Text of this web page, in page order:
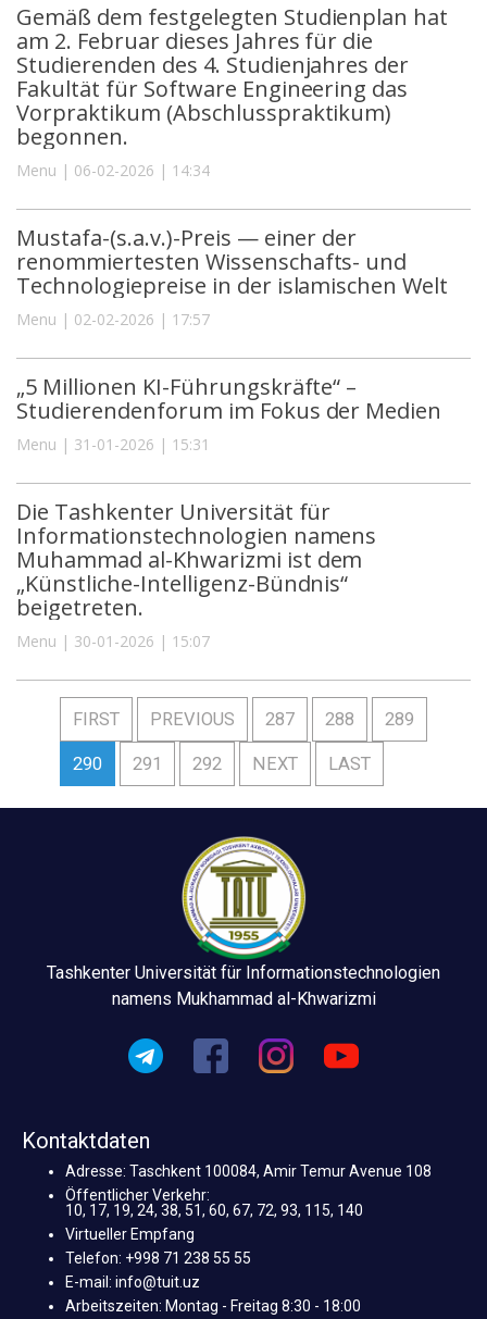
Gemäß dem festgelegten Studienplan hat
am 2. Februar dieses Jahres für die
Studierenden des 4. Studienjahres der
Fakultät für Software Engineering das
Vorpraktikum (Abschlusspraktikum)
begonnen.
Menu | 06-02-2026 | 14:34
Mustafa-(s.a.v.)-Preis — einer der
renommiertesten Wissenschafts- und
Technologiepreise in der islamischen Welt
Menu | 02-02-2026 | 17:57
„5 Millionen KI-Führungskräfte“ –
Studierendenforum im Fokus der Medien
Menu | 31-01-2026 | 15:31
Die Tashkenter Universität für
Informationstechnologien namens
Muhammad al-Khwarizmi ist dem
„Künstliche-Intelligenz-Bündnis“
beigetreten.
Menu | 30-01-2026 | 15:07
FIRST PREVIOUS 287 288 289
290 291 292 NEXT LAST
Tashkenter Universität für Informationstechnologien
namens Mukhammad al-Khwarizmi
Kontaktdaten
Adresse: Taschkent 100084, Amir Temur Avenue 108
Öffentlicher Verkehr:
10, 17, 19, 24, 38, 51, 60, 67, 72, 93, 115, 140
Virtueller Empfang
Telefon: +998 71 238 55 55
E-mail: info@tuit.uz
Arbeitszeiten: Montag - Freitag 8:30 - 18:00